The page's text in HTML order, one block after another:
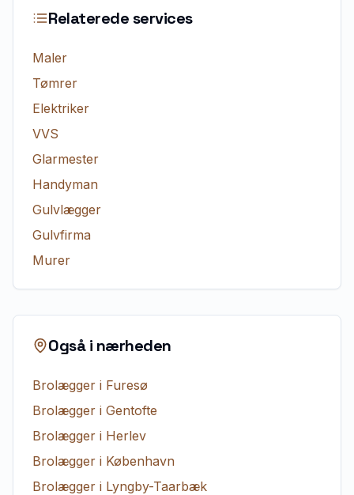
Relaterede services
Maler
Tømrer
Elektriker
VVS
Glarmester
Handyman
Gulvlægger
Gulvfirma
Murer
Også i nærheden
Brolægger i Furesø
Brolægger i Gentofte
Brolægger i Herlev
Brolægger i København
Brolægger i Lyngby-Taarbæk